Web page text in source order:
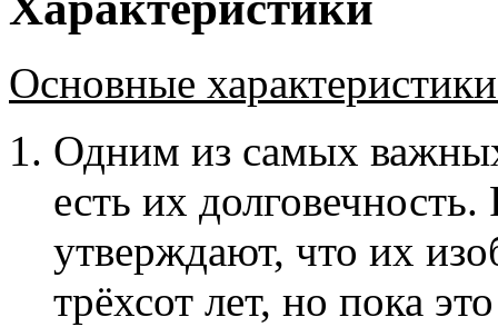
Основные
Одним из самых
есть их
утверждают, что их
трёхсот лет, но пока